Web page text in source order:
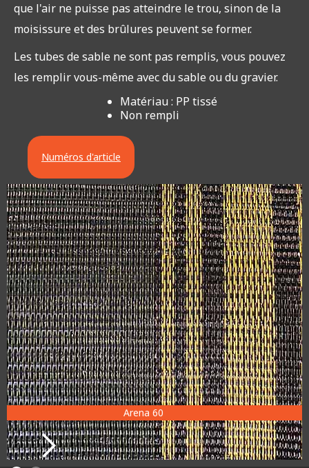
que l'air ne puisse pas atteindre le trou, sinon de la
moisissure et des brûlures peuvent se former.
Les tubes de sable ne sont pas remplis, vous pouvez
les remplir vous-même avec du sable ou du gravier.
Matériau : PP tissé
Non rempli
Numéros d'article
Arena 60